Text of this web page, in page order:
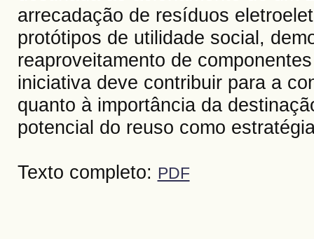
arrecadação de resíduos
protótipos de utilidade social,
reaproveitamento de
iniciativa deve contribuir para a
quanto à importância da
potencial do reuso como
Texto completo: PDF